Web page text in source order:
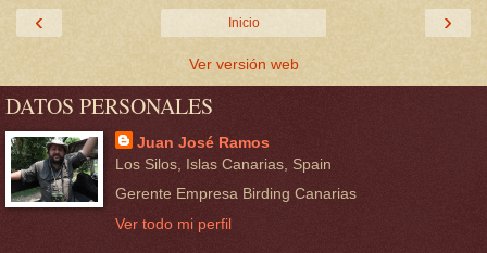
‹ ›
Inicio
Ver versión web
DATOS PERSONALES
Juan José Ramos
Los Silos, Islas Canarias, Spain
Gerente Empresa Birding Canarias
Ver todo mi perfil